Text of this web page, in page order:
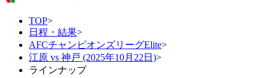
TOP>
日程・結果>
AFCチャンピオンズリーグElite>
江原 vs 神戸 (2025年10月22日)>
ラインナップ